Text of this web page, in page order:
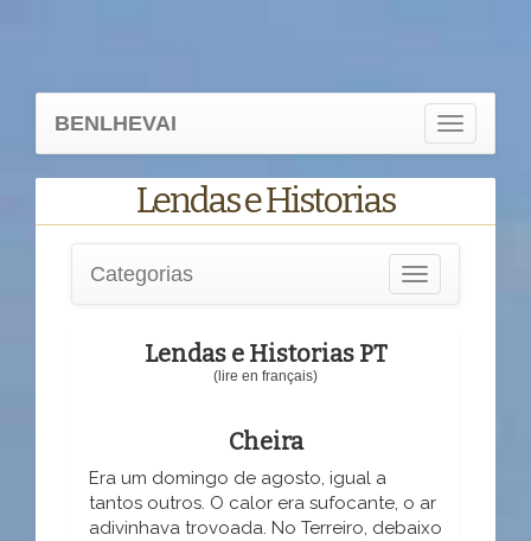
BENLHEVAI
Toggle
navigation
Lendas e Historias
Categorias
Toggle
navigation
Lendas e Historias PT
(lire en français)
Cheira
Era um domingo de agosto, igual a
tantos outros. O calor era sufocante, o ar
adivinhava trovoada. No Terreiro, debaixo